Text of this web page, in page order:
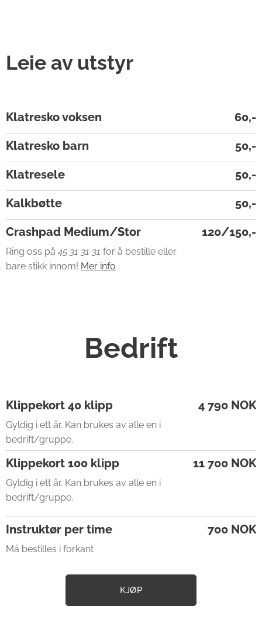
Leie av utstyr
Klatresko voksen 60,-
Klatresko barn 50,-
Klatresele 50,-
Kalkbøtte 50,-
Crashpad Medium/Stor
Ring oss på45 31 31 31 for å bestille eller
bare stikk innom! Mer info
120/150,-
Bedrift
Klippekort 40 klipp
Gyldig i ett år. Kan brukes av alle en i
bedrift/gruppe.
4 790 NOK
Klippekort 100 klipp
Gyldig i ett år. Kan brukes av alle en i
bedrift/gruppe.
11 700 NOK
Instruktør per time
Må bestilles i forkant
700 NOK
KJØP